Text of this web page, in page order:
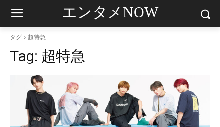
エンタメNOW
タグ 超特急
Tag: 超特急